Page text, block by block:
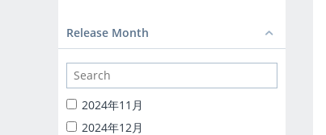
DEKOTORA PARTS
1/64 MINIDEKO NEXT
1/24 CATERING MACHINES
1/32 RC TRUCK-YAROU
1/24 INITIAL-D
Release Month
2024年11月
2024年12月